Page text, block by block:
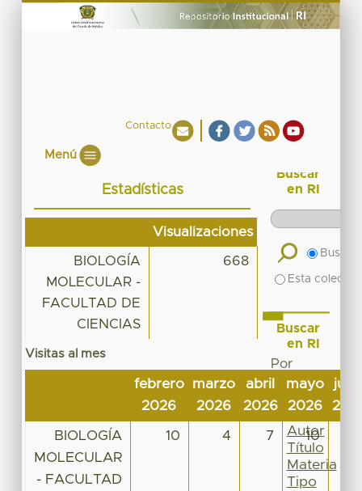
Contacto
Menú
Estadísticas
Visualizaciones
BIOLOGÍA
MOLECULAR -
FACULTAD DE
CIENCIAS
668
Visitas al mes
febrero
2026
marzo
2026
abril
2026
mayo
2026
BIOLOGÍA
MOLECULAR
- FACULTAD
10 4 7 10
Buscar
en RI
Buscar
Esta
Buscar
en RI
Por
Fecha
de
publicación
Autor
Título
Materia
Tipo